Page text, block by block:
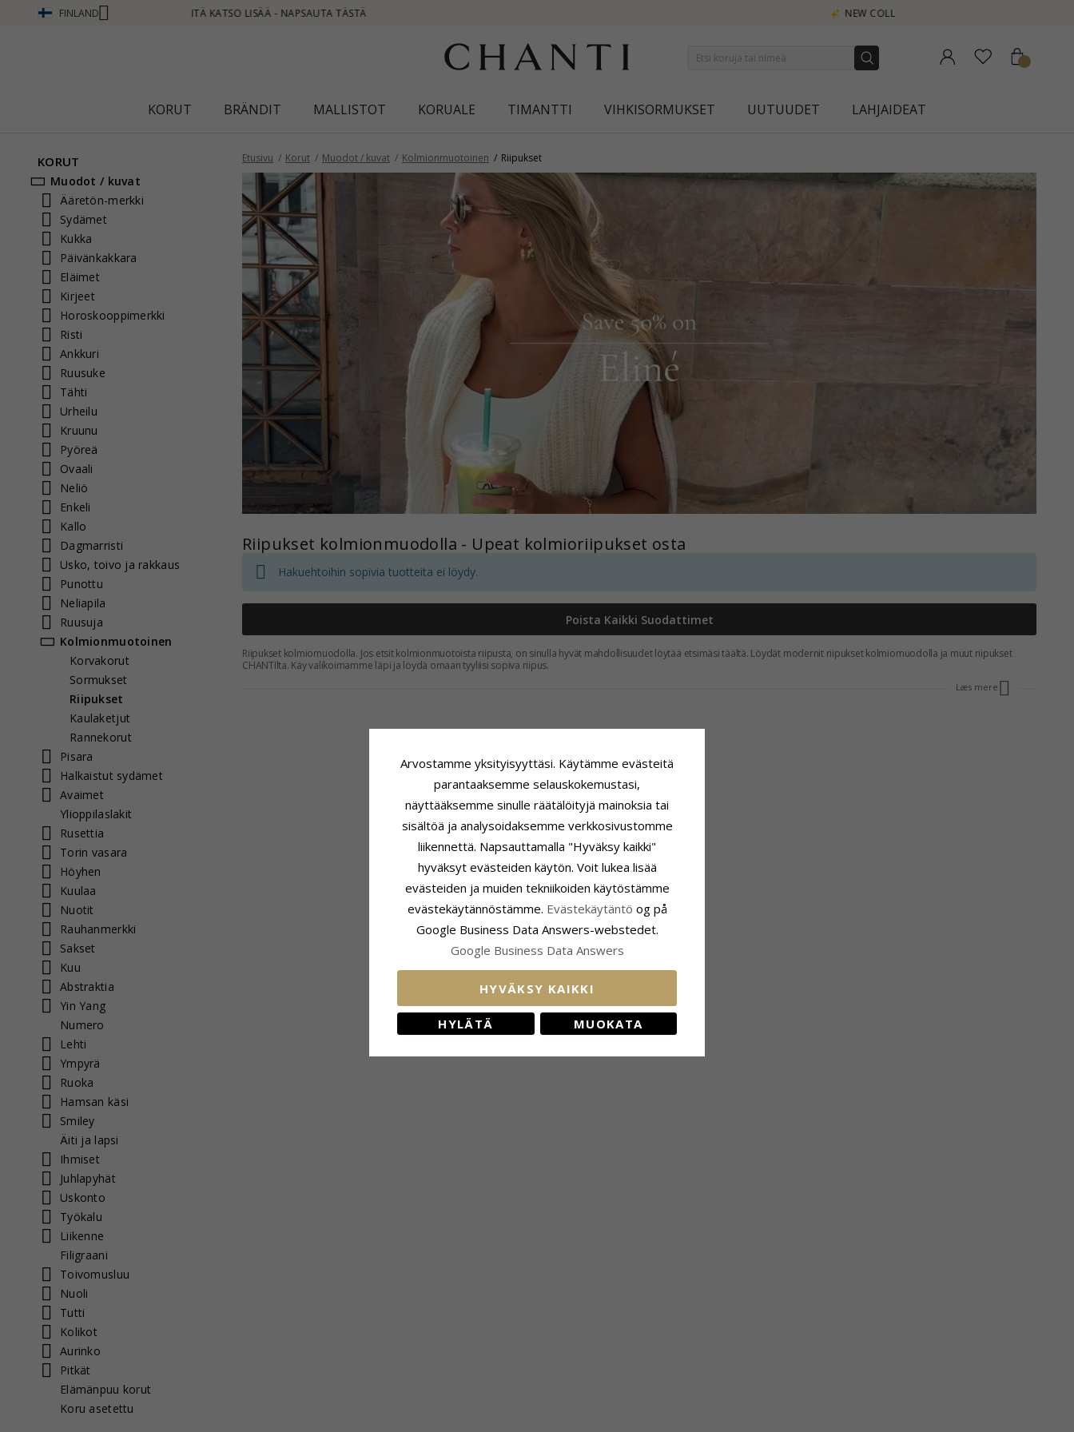
FINLAND
TÄSTÄ
KORUT BRÄNDIT MALLISTOT KORUALE TIMANTTI VIHKISORMUKSET UUTUUDET LAHJAIDEAT
KORUT
Muodot / kuvat
Ääretön-merkki
Sydämet
Kukka
Päivänkakkara
Eläimet
Kirjeet
Horoskooppimerkki
Risti
Ankkuri
Ruusuke
Tähti
Urheilu
Kruunu
Pyöreä
Ovaali
Neliö
Enkeli
Kallo
Dagmarristi
Usko, toivo ja rakkaus
Punottu
Neliapila
Ruusuja
Kolmionmuotoinen
Korvakorut
Sormukset
Riipukset
Kaulaketjut
Rannekorut
Pisara
Halkaistut sydämet
Avaimet
Ylioppilaslakit
Rusettia
Torin vasara
Höyhen
Kuulaa
Nuotit
Rauhanmerkki
Sakset
Kuu
Abstraktia
Yin Yang
Numero
Lehti
Ympyrä
Ruoka
Hamsan käsi
Smiley
Äiti ja lapsi
Ihmiset
Juhlapyhät
Uskonto
Työkalu
Liikenne
Filigraani
Toivomusluu
Nuoli
Tutti
Kolikot
Aurinko
Pitkät
Elämänpuu korut
Koru asetettu
Etusivu Korut Muodot / kuvat Kolmionmuotoinen Riipukset
Riipukset kolmionmuodolla - Upeat kolmioriipukset osta
Hakuehtoihin sopivia tuotteita ei löydy.
Poista Kaikki Suodattimet
Riipukset kolmiomuodolla. Jos etsit kolmionmuotoista riipusta, on sinulla hyvät mahdollisuudet löytää etsimäsi täältä. Löydät modernit riipukset kolmiomuodolla ja muut riipukset
CHANTIlta. Käy valikoimamme läpi ja löydä omaan tyyliisi sopiva riipus.
Læs mere
Arvostamme yksityisyyttäsi. Käytämme evästeitä
parantaaksemme selauskokemustasi,
näyttääksemme sinulle räätälöityjä mainoksia tai
sisältöä ja analysoidaksemme verkkosivustomme
liikennettä. Napsauttamalla "Hyväksy kaikki"
hyväksyt evästeiden käytön. Voit lukea lisää
evästeiden ja muiden tekniikoiden käytöstämme
evästekäytännöstämme. Evästekäytäntö og på
Google Business Data Answers-webstedet.
Google Business Data Answers
HYVÄKSY KAIKKI
HYLÄTÄ MUOKATA